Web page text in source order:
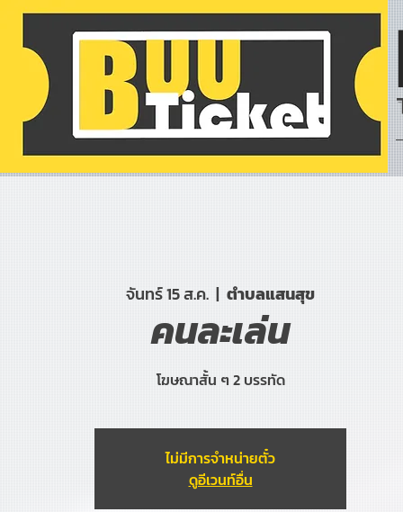
จันทร์ 15 ส.ค.
  |
ตำบลแสนสุข
คนละเล่น
โฆษณาสั้น ๆ 2 บรรทัด
ไม่มีการจำหน่ายตั๋ว
ดูอีเวนท์อื่น